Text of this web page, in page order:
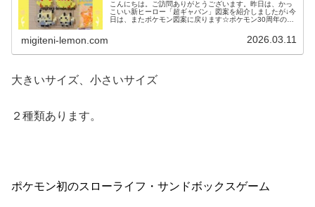
こんにちは。ご訪問ありがとうございます。昨日は、かっ
こいい新ヒーロー「超ギャバン」図案を紹介しましたが↓今
日は、またポケモン図案に戻ります☆ポケモン30周年の記
migiteni-lemon.com 2026.03.11
大きいサイズ、小さいサイズ
２種類あります。
ポケモン初のスローライフ・サンドボックスゲーム